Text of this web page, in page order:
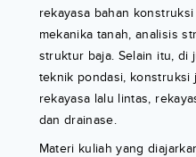
rekayasa bahan
mekanika tanah, analisis
struktur baja. Selain itu, di
teknik pondasi, konstruksi
rekayasa lalu lintas,
dan drainase.
Materi kuliah yang